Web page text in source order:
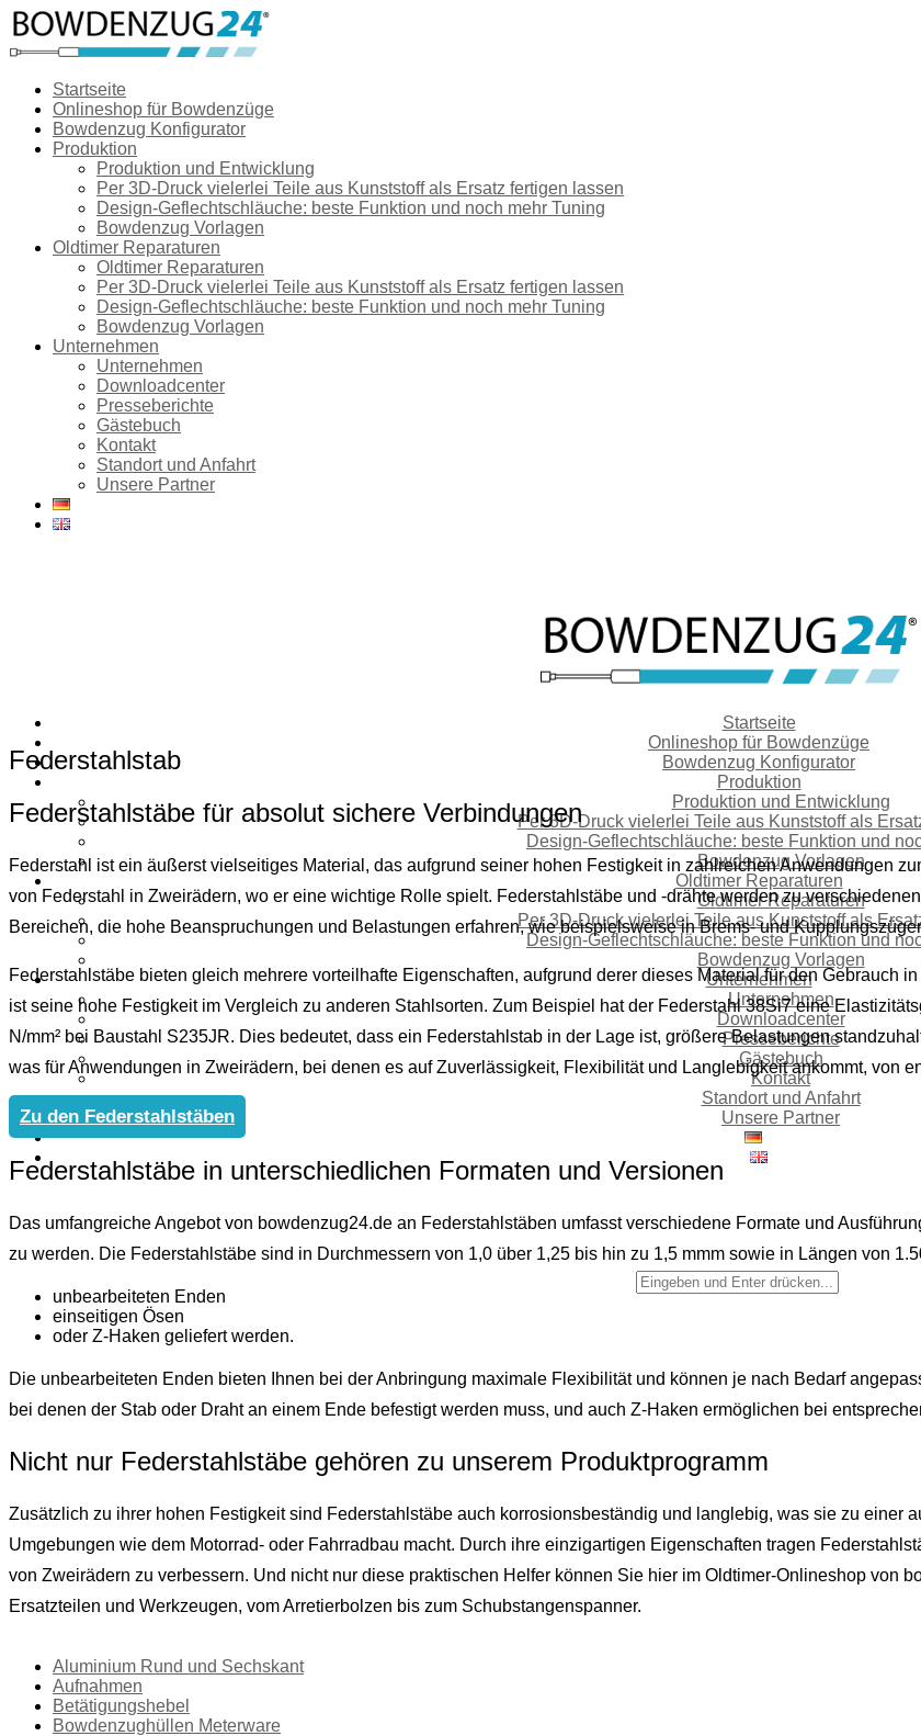
Startseite
Onlineshop für Bowdenzüge
Bowdenzug Konfigurator
Produktion
Produktion und Entwicklung
Per 3D-Druck vielerlei Teile aus Kunststoff als Ersatz fertigen lassen
Design-Geflechtschläuche: beste Funktion und noch mehr Tuning
Bowdenzug Vorlagen
Oldtimer Reparaturen
Oldtimer Reparaturen
Per 3D-Druck vielerlei Teile aus Kunststoff als Ersatz fertigen lassen
Design-Geflechtschläuche: beste Funktion und noch mehr Tuning
Bowdenzug Vorlagen
Unternehmen
Unternehmen
Downloadcenter
Presseberichte
Gästebuch
Kontakt
Standort und Anfahrt
Unsere Partner
Startseite
Onlineshop für Bowdenzüge
Bowdenzug Konfigurator
Produktion
Produktion und Entwicklung
Per 3D-Druck vielerlei Teile aus Kunststoff als
Design-Geflechtschläuche: beste Funktion und
Bowdenzug Vorlagen
Oldtimer Reparaturen
Oldtimer Reparaturen
Per 3D-Druck vielerlei Teile aus Kunststoff als
Design-Geflechtschläuche: beste Funktion und
Bowdenzug Vorlagen
Unternehmen
Unternehmen
Downloadcenter
Presseberichte
Gästebuch
Kontakt
Standort und Anfahrt
Unsere Partner
Federstahlstab
Federstahlstäbe für absolut sichere Verbindungen
Federstahl ist ein äußerst vielseitiges Material, das aufgrund seiner hohen Festigkeit in zahlreichen Anwendungen
von Federstahl in Zweirädern, wo er eine wichtige Rolle spielt. Federstahlstäbe und -drähte werden zu
Bereichen, die hohe Beanspruchungen und Belastungen erfahren, wie beispielsweise in Brems- und
Federstahlstäbe bieten gleich mehrere vorteilhafte Eigenschaften, aufgrund derer dieses Material für den Gebrauch
ist seine hohe Festigkeit im Vergleich zu anderen Stahlsorten. Zum Beispiel hat der Federstahl 38Si7 eine
N/mm² bei Baustahl S235JR. Dies bedeutet, dass ein Federstahlstab in der Lage ist, größere Belastungen
was für Anwendungen in Zweirädern, bei denen es auf Zuverlässigkeit, Flexibilität und Langlebigkeit ankommt, von
Zu den Federstahlstäben
Federstahlstäbe in unterschiedlichen Formaten und Versionen
Das umfangreiche Angebot von bowdenzug24.de an Federstahlstäben umfasst verschiedene Formate und
zu werden. Die Federstahlstäbe sind in Durchmessern von 1,0 über 1,25 bis hin zu 1,5 mmm sowie in Längen von
unbearbeiteten Enden
einseitigen Ösen
oder Z-Haken geliefert werden.
Die unbearbeiteten Enden bieten Ihnen bei der Anbringung maximale Flexibilität und können je nach Bedarf
bei denen der Stab oder Draht an einem Ende befestigt werden muss, und auch Z-Haken ermöglichen bei
Nicht nur Federstahlstäbe gehören zu unserem Produktprogramm
Zusätzlich zu ihrer hohen Festigkeit sind Federstahlstäbe auch korrosionsbeständig und langlebig, was sie zu einer
Umgebungen wie dem Motorrad- oder Fahrradbau macht. Durch ihre einzigartigen Eigenschaften tragen
von Zweirädern zu verbessern. Und nicht nur diese praktischen Helfer können Sie hier im Oldtimer-Onlineshop von
Ersatzteilen und Werkzeugen, vom Arretierbolzen bis zum Schubstangenspanner.
Aluminium Rund und Sechskant
Aufnahmen
Betätigungshebel
Bowdenzughüllen Meterware